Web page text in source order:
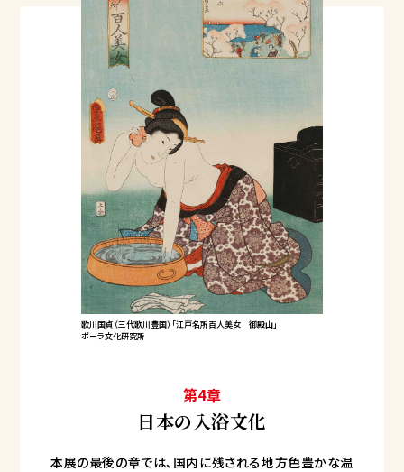
歌川国貞（三代歌川豊国）「江戸名所百人美女 御殿山」
ポーラ文化研究所
第4章
日本の入浴文化
本展の最後の章では、国内に残される地方色豊かな温